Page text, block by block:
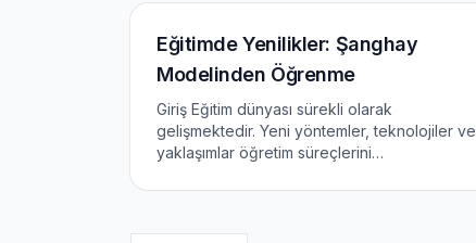
Eğitimde Yenilikler: Şanghay
Modelinden Öğrenme
Giriş Eğitim dünyası sürekli olarak
gelişmektedir. Yeni yöntemler, teknolojiler ve
yaklaşımlar öğretim süreçlerini
eğitim modeli dünyada dikkat çekmektedir.